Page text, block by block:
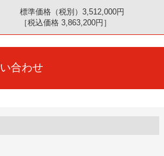
標準価格（税別）3,512,000円
［税込価格 3,863,200円］
合わせ